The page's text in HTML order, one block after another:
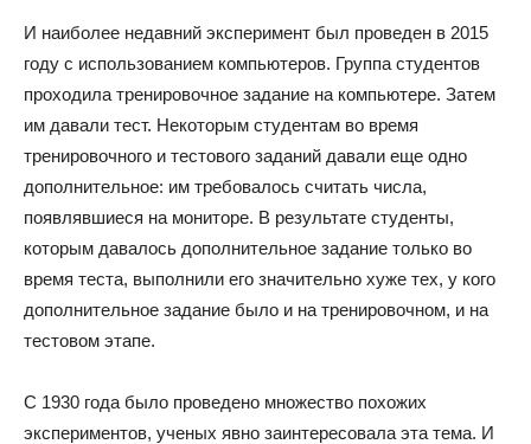
И наиболее недавний эксперимент был проведен в 2015
году с использованием компьютеров. Группа студентов
проходила тренировочное задание на компьютере. Затем
им давали тест. Некоторым студентам во время
тренировочного и тестового заданий давали еще одно
дополнительное: им требовалось считать числа,
появлявшиеся на мониторе. В результате студенты,
которым давалось дополнительное задание только во
время теста, выполнили его значительно хуже тех, у кого
дополнительное задание было и на тренировочном, и на
тестовом этапе.
С 1930 года было проведено множество похожих
экспериментов, ученых явно заинтересовала эта тема. И